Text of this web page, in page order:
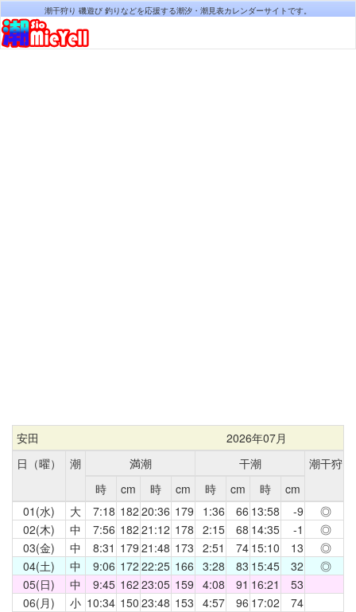
潮干狩り 磯遊び 釣りなどを応援する潮汐・潮見表カレンダーサイトです。
安田
2026年07月
日（曜）
潮 満潮 干潮 潮干狩
時
cm 時 cm 時 cm 時
cm
01(水)
大 7:18 182 20:36 179 1:36 66 13:58 -9 ◎
02(木)
中 7:56 182 21:12 178 2:15 68 14:35 -1 ◎
03(金)
中 8:31 179 21:48 173 2:51 74 15:10 13 ◎
04(土)
中 9:06 172 22:25 166 3:28 83 15:45 32 ◎
05(日)
中 9:45 162 23:05 159 4:08 91 16:21 53
06(月)
小 10:34 150 23:48 153 4:57 96 17:02 74